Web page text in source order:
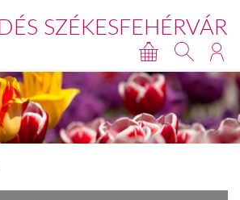
SZÉKESFEHÉRVÁR